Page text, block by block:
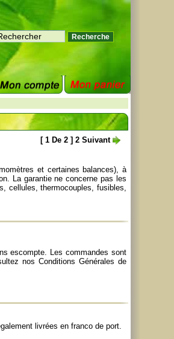
[ 1 De 2 ] 2 Suivant
et certaines balances), à
La garantie ne concerne pas les
cellules, thermocouples, fusibles,
escompte. Les commandes sont
nos Conditions Générales de
livrées en franco de port.